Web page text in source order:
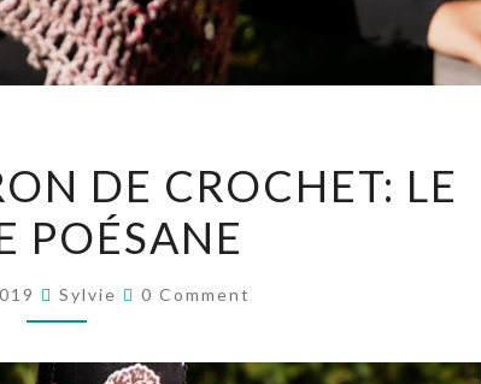
PATRON
DE
CROCHET:
LE
POÉSANE
DE CROCHET: LE
POÉSANE
Sylvie Comments
0 Comment